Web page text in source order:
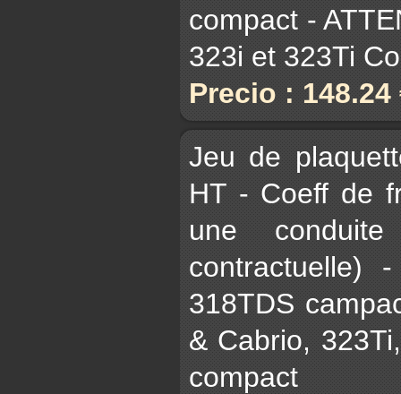
compact -
323i et 323Ti
Precio : 148.24
Jeu de
HT - Coeff de
une
contractuelle)
318TDS
& Cabrio,
compact